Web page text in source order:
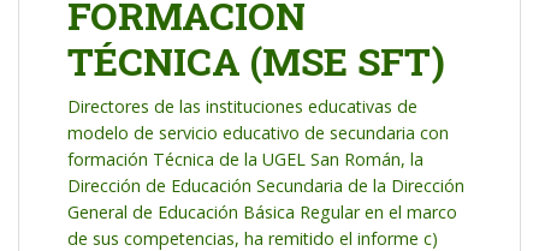
FORMACIÓN
TÉCNICA (MSE SFT)
Directores de las instituciones educativas de
modelo de servicio educativo de secundaria con
formación Técnica de la UGEL San Román, la
Dirección de Educación Secundaria de la Dirección
General de Educación Básica Regular en el marco
de sus competencias, ha remitido el informe c)